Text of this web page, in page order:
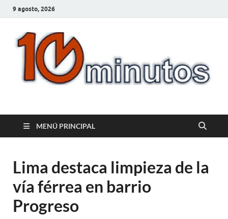
9 agosto, 2026
10minutos.com.uy
MENÚ PRINCIPAL
Lima destaca limpieza de la
vía férrea en barrio
Progreso